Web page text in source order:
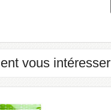
vous intéresser